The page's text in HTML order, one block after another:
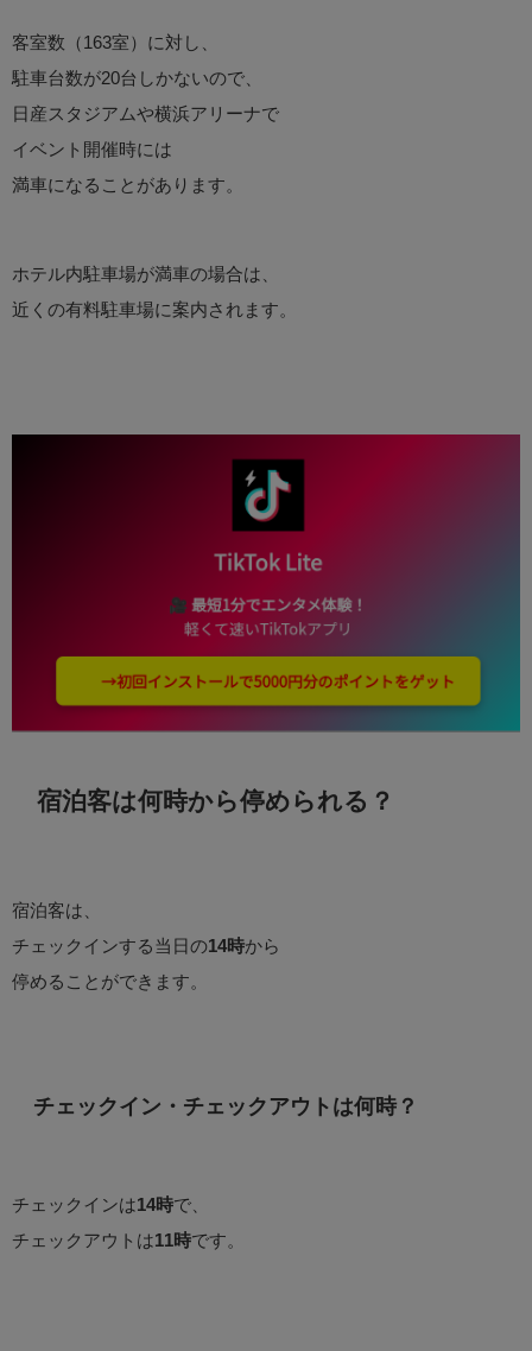
客室数（163室）に対し、
駐車台数が20台しかないので、
日産スタジアムや横浜アリーナで
イベント開催時には
満車になることがあります。
ホテル内駐車場が満車の場合は、
近くの有料駐車場に案内されます。
宿泊客は何時から停められる？
宿泊客は、
チェックインする当日の14時から
停めることができます。
チェックイン・チェックアウトは何時？
チェックインは14時で、
チェックアウトは11時です。